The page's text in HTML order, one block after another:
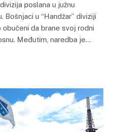
poslana u južnu
Bošnjaci u “Handžar” diviziji
da brane svoj rodni
Međutim, naredba je…